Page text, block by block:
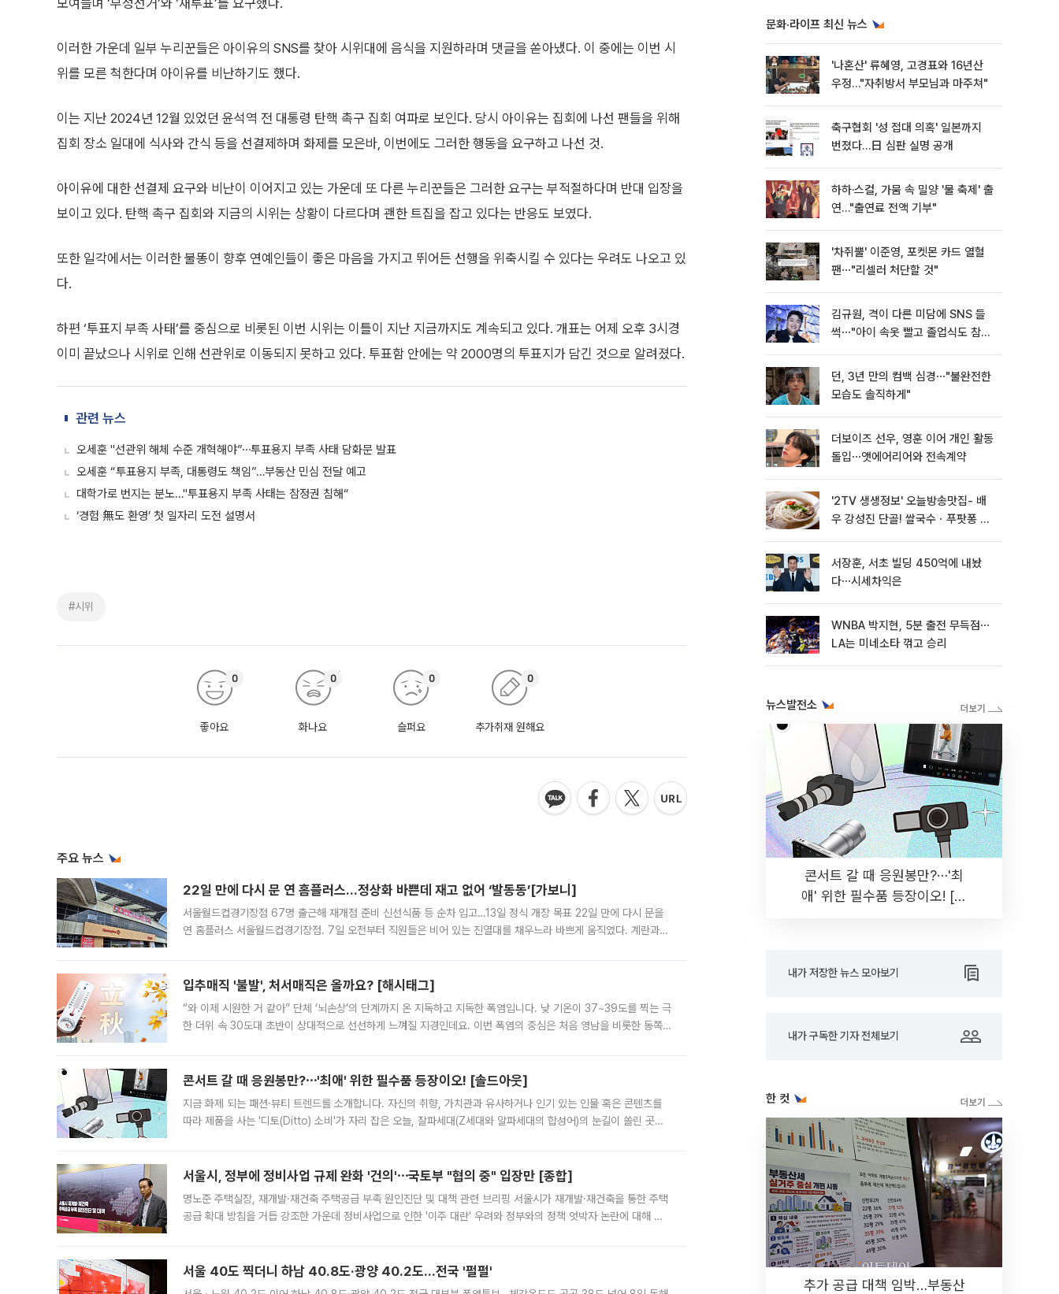
모여들며 ‘부정선거’와 ‘재투표’를 요구했다.
이러한 가운데 일부 누리꾼들은 아이유의 SNS를 찾아 시위대에 음식을 지원하라며 댓글을 쏟아냈다. 이 중에는 이번 시
위를 모른 척한다며 아이유를 비난하기도 했다.
이는 지난 2024년 12월 있었던 윤석역 전 대통령 탄핵 촉구 집회 여파로 보인다. 당시 아이유는 집회에 나선 팬들을 위해
집회 장소 일대에 식사와 간식 등을 선결제하며 화제를 모은바, 이번에도 그러한 행동을 요구하고 나선 것.
아이유에 대한 선결제 요구와 비난이 이어지고 있는 가운데 또 다른 누리꾼들은 그러한 요구는 부적절하다며 반대 입장을
보이고 있다. 탄핵 촉구 집회와 지금의 시위는 상황이 다르다며 괜한 트집을 잡고 있다는 반응도 보였다.
또한 일각에서는 이러한 불똥이 향후 연예인들이 좋은 마음을 가지고 뛰어든 선행을 위축시킬 수 있다는 우려도 나오고 있
다.
하편 ‘투표지 부족 사태’를 중심으로 비롯된 이번 시위는 이틀이 지난 지금까지도 계속되고 있다. 개표는 어제 오후 3시경
이미 끝났으나 시위로 인해 선관위로 이동되지 못하고 있다. 투표함 안에는 약 2000명의 투표지가 담긴 것으로 알려졌다.
관련 뉴스
오세훈 "선관위 해체 수준 개혁해야”⋯투표용지 부족 사태 담화문 발표
오세훈 “투표용지 부족, 대통령도 책임”…부동산 민심 전달 예고
대학가로 번지는 분노…"투표용지 부족 사태는 참정권 침해“
‘경험 無도 환영’ 첫 일자리 도전 설명서
#시위
좋아요
0
화나요
0
슬퍼요
0
추가취재 원해요
0
주요 뉴스
22일 만에 다시 문 연 홈플러스…정상화 바쁜데 재고 없어 ‘발동동’[가보니]
서울월드컵경기장점 67명 출근해 재개점 준비 신선식품 등 순차 입고…13일 정식 개장 목표 22일 만에 다시 문을
연 홈플러스 서울월드컵경기장점. 7일 오전부터 직원들은 비어 있는 진열대를 채우느라 바쁘게 움직였다. 계란과
입추매직 '불발', 처서매직은 올까요? [해시태그]
“와 이제 시원한 거 같아” 단체 ‘뇌손상’의 단계까지 온 지독하고 지독한 폭염입니다. 낮 기온이 37~39도를 찍는 극
한 더위 속 30도대 초반이 상대적으로 선선하게 느껴질 지경인데요. 이번 폭염의 중심은 처음 영남을 비롯한 동쪽
콘서트 갈 때 응원봉만?⋯'최애' 위한 필수품 등장이오! [솔드아웃]
지금 화제 되는 패션·뷰티 트렌드를 소개합니다. 자신의 취향, 가치관과 유사하거나 인기 있는 인물 혹은 콘텐츠를
따라 제품을 사는 '디토(Ditto) 소비'가 자리 잡은 오늘, 잘파세대(Z세대와 알파세대의 합성어)의 눈길이 쏠린 곳은
서울시, 정부에 정비사업 규제 완화 '건의'⋯국토부 "협의 중" 입장만 [종합]
명노준 주택실장, 재개발·재건축 주택공급 부족 원인진단 및 대책 관련 브리핑 서울시가 재개발·재건축을 통한 주택
공급 확대 방침을 거듭 강조한 가운데 정비사업으로 인한 '이주 대란' 우려와 정부와의 정책 엇박자 논란에 대해 정
서울 40도 찍더니 하남 40.8도·광양 40.2도…전국 '펄펄'
문화·라이프 최신 뉴스
'나혼산' 류혜영, 고경표와 16년산
우정…"자취방서 부모님과 마주쳐"
축구협회 '성 접대 의혹' 일본까지
번졌다…日 심판 실명 공개
하하·스컬, 가뭄 속 밀양 '물 축제' 출
연…"출연료 전액 기부"
'차쥐뿔' 이준영, 포켓몬 카드 열혈
팬⋯"리셀러 처단할 것"
김규원, 격이 다른 미담에 SNS 들
썩⋯"아이 속옷 빨고 졸업식도 참
던, 3년 만의 컴백 심경⋯"불완전한
모습도 솔직하게"
더보이즈 선우, 영훈 이어 개인 활동
돌입⋯앳에어리어와 전속계약
'2TV 생생정보' 오늘방송맛집- 배
우 강성진 단골! 쌀국수ㆍ푸팟퐁 커
서장훈, 서초 빌딩 450억에 내놨
다⋯시세차익은
WNBA 박지현, 5분 출전 무득점⋯
LA는 미네소타 꺾고 승리
뉴스발전소
콘서트 갈 때 응원봉만?⋯'최
애' 위한 필수품 등장이오! [솔
내가 저장한 뉴스 모아보기
내가 구독한 기자 전체보기
한 컷
추가 공급 대책 임박…부동산